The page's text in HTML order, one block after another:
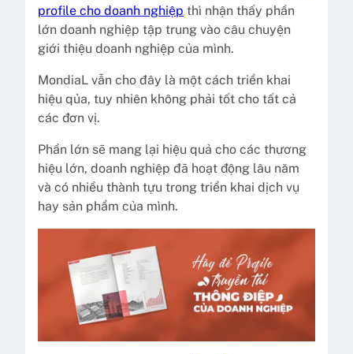
profile cho doanh nghiệp thì nhận thấy phần
lớn doanh nghiệp tập trung vào câu chuyện
giới thiệu doanh nghiệp của mình.
MondiaL vẫn cho đây là một cách triển khai
hiệu qủa, tuy nhiên không phải tốt cho tất cả
các đơn vị.
Phần lớn sẽ mang lại hiệu quả cho các thương
hiệu lớn, doanh nghiệp đã hoạt động lâu năm
và có nhiều thành tựu trong triển khai dịch vụ
hay sản phẩm của mình.